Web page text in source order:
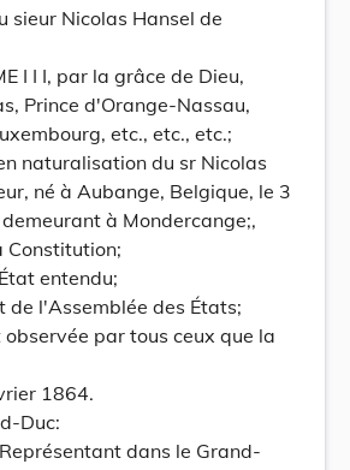
sieur Nicolas Hansel de
I I I, par la grâce de Dieu,
Prince d'Orange-Nassau,
etc., etc., etc.;
naturalisation du sr Nicolas
né à Aubange, Belgique, le 3
à Mondercange;,
Constitution;
entendu;
de l'Assemblée des États;
par tous ceux que la
1864.
Duc:
dans le Grand-